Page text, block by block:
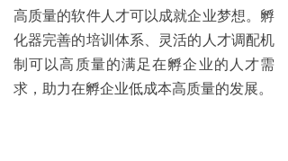
高质量的软件人才可以成就企业梦想。孵
化器完善的培训体系、灵活的人才调配机
制可以高质量的满足在孵企业的人才需
求，助力在孵企业低成本高质量的发展。